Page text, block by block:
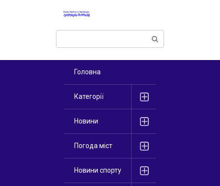
Поиск:
Головна
Категорії
Новини
Погода міст
Новини спорту